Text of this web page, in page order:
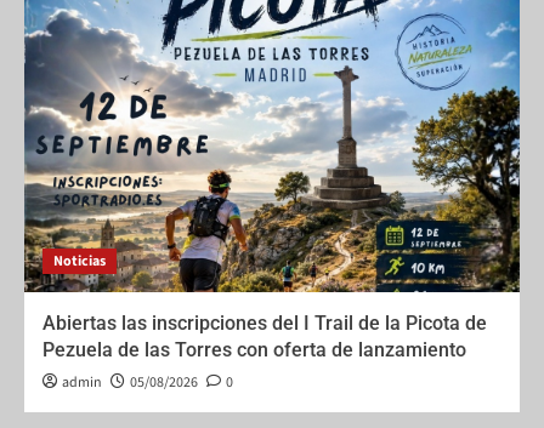
Noticias
Abiertas las inscripciones del I Trail de la Picota de
Pezuela de las Torres con oferta de lanzamiento
admin 05/08/2026 0